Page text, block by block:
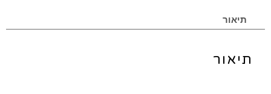
תיאור
תיאור